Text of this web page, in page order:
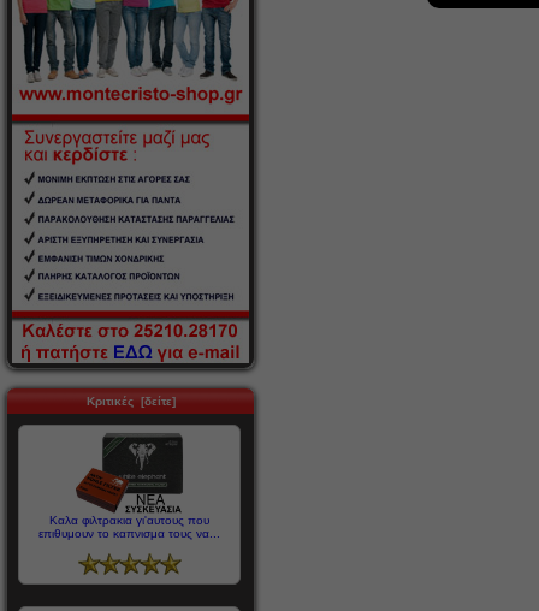
Κριτικές [δείτε]
Καλα φιλτρακια γι'αυτους που
επιθυμουν το καπνισμα τους να...